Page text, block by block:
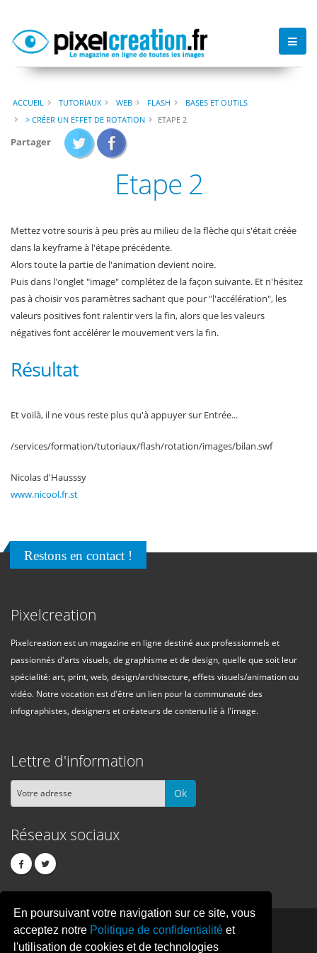
En poursuivant votre navigation sur ce site, vous
acceptez notre Politique de confidentialité et
l'utilisation de cookies et de technologies
ACCUEIL TUTORIAUX WEB FLASH
BASES ET OUTILS
> CRÉER UN EFFET DE ROTATION
ETAPE 2
Partager
Etape 2
Mettez votre souris à peu près au milieu de la flèche qui s'était créée
dans la keyframe à l'étape précédente.
Alors toute la partie de l'animation devient noire.
Puis dans l'onglet "image" complétez de la façon suivante. Et n'hésitez
pas à choisir vos paramètres sachant que pour "l'accélération", les
valeurs positives font ralentir vers la fin, alors que les valeurs
négatives font accélérer le mouvement vers la fin.
Résultat
Et voilà, il ne vous reste plus qu'à appuyer sur Entrée...
/services/formation/tutoriaux/flash/rotation/images/bilan.swf
Nicolas d'Hausssy
www.nicool.fr.st
Restons en contact !
Pixelcreation
Pixelcreation est un magazine en ligne destiné aux professionnels et
passionnés d'arts visuels, de graphisme et de design, quelle que soit leur
spécialité: art, print, web, design/architecture, effets visuels/animation ou
vidéo. Notre vocation est d'être un lien pour la communauté des
infographistes, designers et créateurs de contenu lié à l'image.
Lettre d'information
Ok
Réseaux sociaux
PIXELCREATION